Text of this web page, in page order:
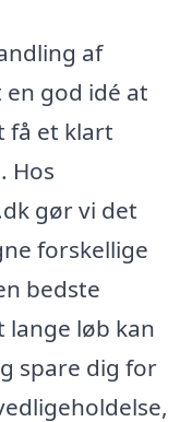
af
en god idé at
få et klart
Hos
gør vi det
forskellige
bedste
lange løb kan
spare dig for